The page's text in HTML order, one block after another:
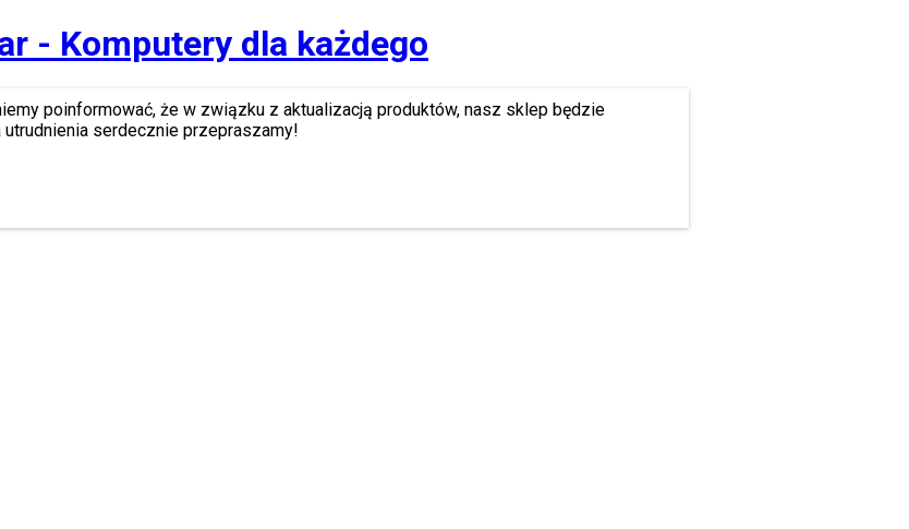
- Komputery dla każdego
poinformować, że w związku z aktualizacją produktów, nasz sklep będzie
serdecznie przepraszamy!